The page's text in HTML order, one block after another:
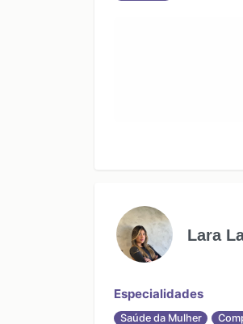
Lara
Especialidades
Saúde da Mulher